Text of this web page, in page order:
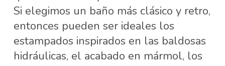
Si elegimos un baño más clásico y retro,
entonces pueden ser ideales los
estampados inspirados en las baldosas
hidráulicas, el acabado en mármol, los